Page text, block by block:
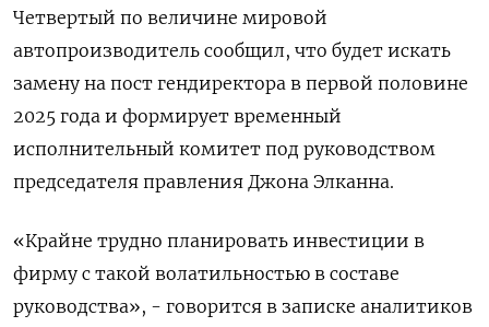
Четвертый по величине мировой
автопроизводитель сообщил, что будет искать
замену на пост гендиректора в первой половине
2025 года и формирует временный
исполнительный комитет под руководством
председателя правления Джона Элканна.
«Крайне трудно планировать инвестиции в
фирму с такой волатильностью в составе
руководства», - говорится в записке аналитиков